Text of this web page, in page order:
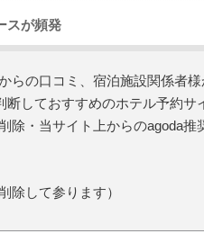
スが頻発
の口コミ、宿泊施設関係者
しておすすめのホテル予約サ
・当サイト上からのagoda推
除して参ります）